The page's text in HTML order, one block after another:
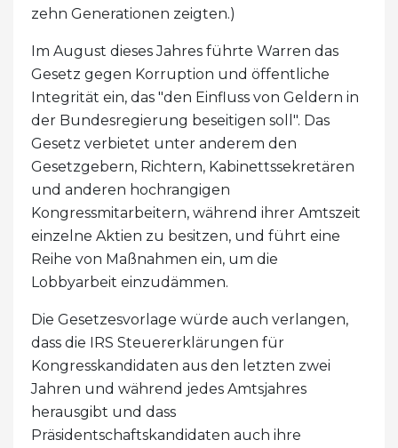
zehn Generationen zeigten.)
Im August dieses Jahres führte Warren das
Gesetz gegen Korruption und öffentliche
Integrität ein, das "den Einfluss von Geldern in
der Bundesregierung beseitigen soll". Das
Gesetz verbietet unter anderem den
Gesetzgebern, Richtern, Kabinettssekretären
und anderen hochrangigen
Kongressmitarbeitern, während ihrer Amtszeit
einzelne Aktien zu besitzen, und führt eine
Reihe von Maßnahmen ein, um die
Lobbyarbeit einzudämmen.
Die Gesetzesvorlage würde auch verlangen,
dass die IRS Steuererklärungen für
Kongresskandidaten aus den letzten zwei
Jahren und während jedes Amtsjahres
herausgibt und dass
Präsidentschaftskandidaten auch ihre